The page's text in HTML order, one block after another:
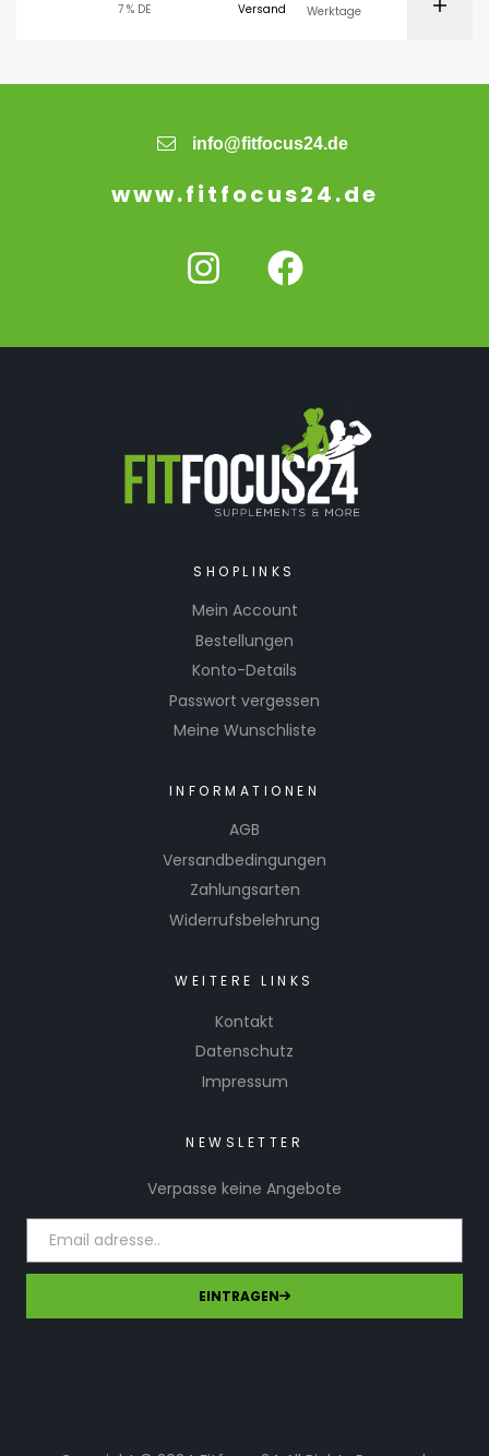
7 % DE
Versand
Werktage
info@fitfocus24.de
www.fitfocus24.de
SHOPLINKS
Mein Account
Bestellungen
Konto-Details
Passwort vergessen
Meine Wunschliste
INFORMATIONEN
AGB
Versandbedingungen
Zahlungsarten
Widerrufsbelehrung
WEITERE LINKS
Kontakt
Datenschutz
Impressum
NEWSLETTER
Verpasse keine Angebote
EINTRAGEN